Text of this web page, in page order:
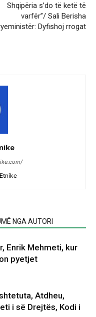
Shqipëria s’do të ketë të
varfër”/ Sali Berisha
Dyfishoj rrogat
NGA AUTORI
Enrik Mehmeti, kur
pyetjet
Atdheu,
i së Drejtës, Kodi i